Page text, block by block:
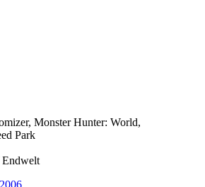
Monster Hunter: World,
Park